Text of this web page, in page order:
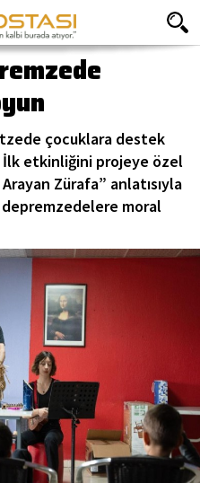
çocuklara destek
etkinliğini projeye özel
Zürafa” anlatısıyla
moral